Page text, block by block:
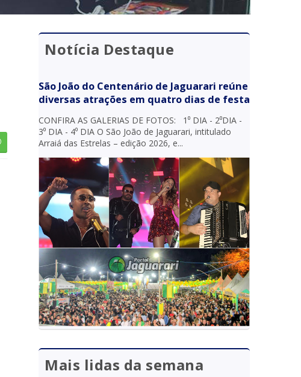
Notícia Destaque
São João do Centenário de Jaguarari reúne
diversas atrações em quatro dias de festa
CONFIRA AS GALERIAS DE FOTOS: 1⁰ DIA - 2⁰DIA -
3⁰ DIA - 4⁰ DIA O São João de Jaguarari, intitulado
Arraiá das Estrelas – edição 2026, e...
Mais lidas da semana